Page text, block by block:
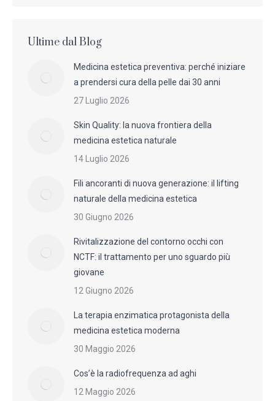
Ultime dal Blog
Medicina estetica preventiva: perché iniziare
a prendersi cura della pelle dai 30 anni
27 Luglio 2026
Skin Quality: la nuova frontiera della
medicina estetica naturale
14 Luglio 2026
Fili ancoranti di nuova generazione: il lifting
naturale della medicina estetica
30 Giugno 2026
Rivitalizzazione del contorno occhi con
NCTF: il trattamento per uno sguardo più
giovane
12 Giugno 2026
La terapia enzimatica protagonista della
medicina estetica moderna
30 Maggio 2026
Cos’è la radiofrequenza ad aghi
12 Maggio 2026